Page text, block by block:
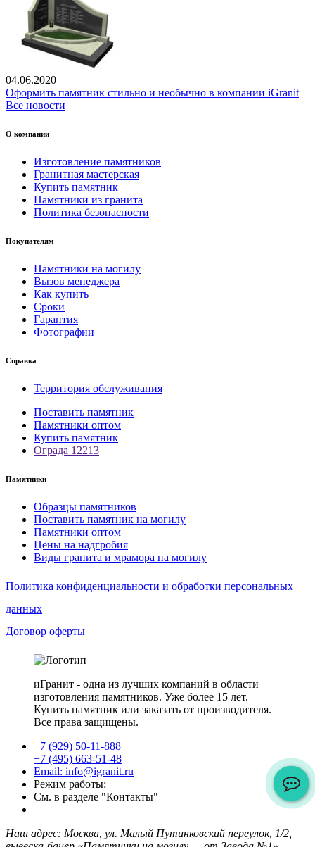
04.06.2020
Оформить памятник стильно и необычно в компании iGranit
Все новости
О компании
Изготовление памятников
Гранитная мастерская
Купить памятник
Памятники из гранита
Политика безопасности
Покупателям
Памятники на могилу
Вызов менеджера
Как купить
Сроки
Гарантия
Фотографии
Справка
Территория обслуживания
Поставить памятник
Памятники оптом
Купить памятник
Ограда 12213
Памятники
Образцы памятников
Поставить памятник на могилу
Памятники оптом
Цены на надгробия
Виды гранита и мрамора на могилу
Политика конфиденциальности и обработки персональных
данных
Договор оферты
иГранит - одна из лучших компаний в области
изготовления памятников. Уже более 15 лет.
Купить памятник или заказать от производителя.
Все права защищены.
+7 (929) 50-11-888
+7 (495) 663-51-48
Email: info@igranit.ru
Режим работы:
См. в разделе "Контакты"
Наш адрес: Москва, ул. Малый Путинковский переулок, 1/2,